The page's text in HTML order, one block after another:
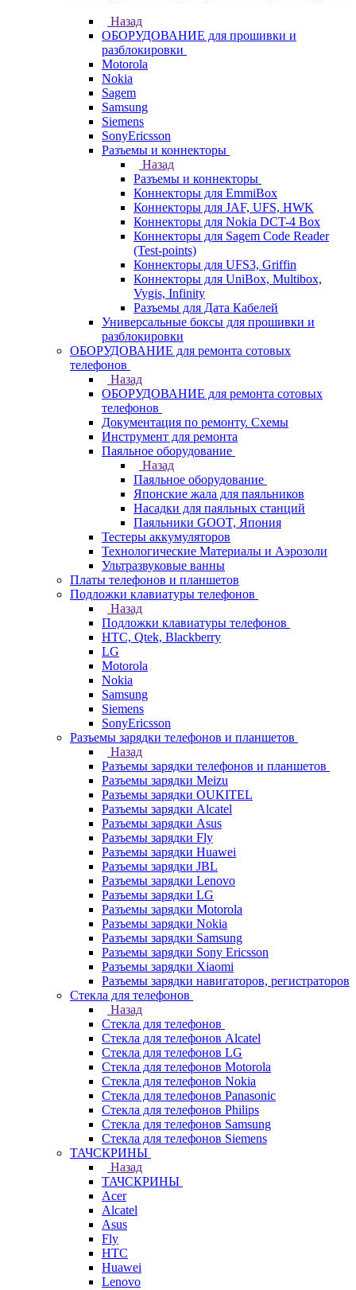
Назад
ОБОРУДОВАНИЕ для прошивки и
разблокировки
Motorola
Nokia
Sagem
Samsung
Siemens
SonyEricsson
Разъемы и коннекторы
Назад
Разъемы и коннекторы
Коннекторы для EmmiBox
Коннекторы для JAF, UFS, HWK
Коннекторы для Nokia DCT-4 Box
Коннекторы для Sagem Code Reader
(Test-points)
Коннекторы для UFS3, Griffin
Коннекторы для UniBox, Multibox,
Vygis, Infinity
Разъемы для Дата Кабелей
Универсальные боксы для прошивки и
разблокировки
ОБОРУДОВАНИЕ для ремонта сотовых
телефонов
Назад
ОБОРУДОВАНИЕ для ремонта сотовых
телефонов
Документация по ремонту. Схемы
Инструмент для ремонта
Паяльное оборудование
Назад
Паяльное оборудование
Японские жала для паяльников
Насадки для паяльных станций
Паяльники GOOT, Япония
Тестеры аккумуляторов
Технологические Материалы и Аэрозоли
Ультразвуковые ванны
Платы телефонов и планшетов
Подложки клавиатуры телефонов
Назад
Подложки клавиатуры телефонов
HTC, Qtek, Blackberry
LG
Motorola
Nokia
Samsung
Siemens
SonyEricsson
Разъемы зарядки телефонов и планшетов
Назад
Разъемы зарядки телефонов и планшетов
Разъемы зарядки Meizu
Разъемы зарядки OUKITEL
Разъемы зарядки Alcatel
Разъемы зарядки Asus
Разъемы зарядки Fly
Разъемы зарядки Huawei
Разъемы зарядки JBL
Разъемы зарядки Lenovo
Разъемы зарядки LG
Разъемы зарядки Motorola
Разъемы зарядки Nokia
Разъемы зарядки Samsung
Разъемы зарядки Sony Ericsson
Разъемы зарядки Xiaomi
Разъемы зарядки навигаторов, регистраторов
Стекла для телефонов
Назад
Стекла для телефонов
Стекла для телефонов Alcatel
Стекла для телефонов LG
Стекла для телефонов Motorola
Стекла для телефонов Nokia
Стекла для телефонов Panasonic
Стекла для телефонов Philips
Стекла для телефонов Samsung
Стекла для телефонов Siemens
ТАЧСКРИНЫ
Назад
ТАЧСКРИНЫ
Acer
Alcatel
Asus
Fly
HTC
Huawei
Lenovo